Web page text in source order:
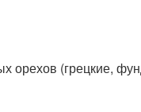
орехов (грецкие,